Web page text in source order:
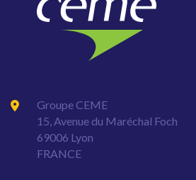
Groupe CEME
15, Avenue du Maréchal Foch
69006 Lyon
FRANCE